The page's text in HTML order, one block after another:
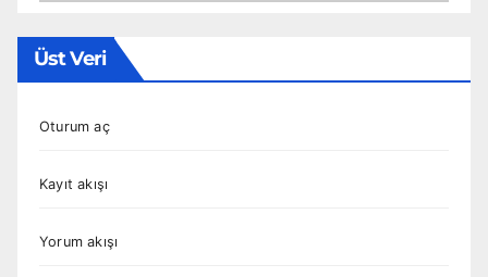
Üst Veri
Oturum aç
Kayıt akışı
Yorum akışı